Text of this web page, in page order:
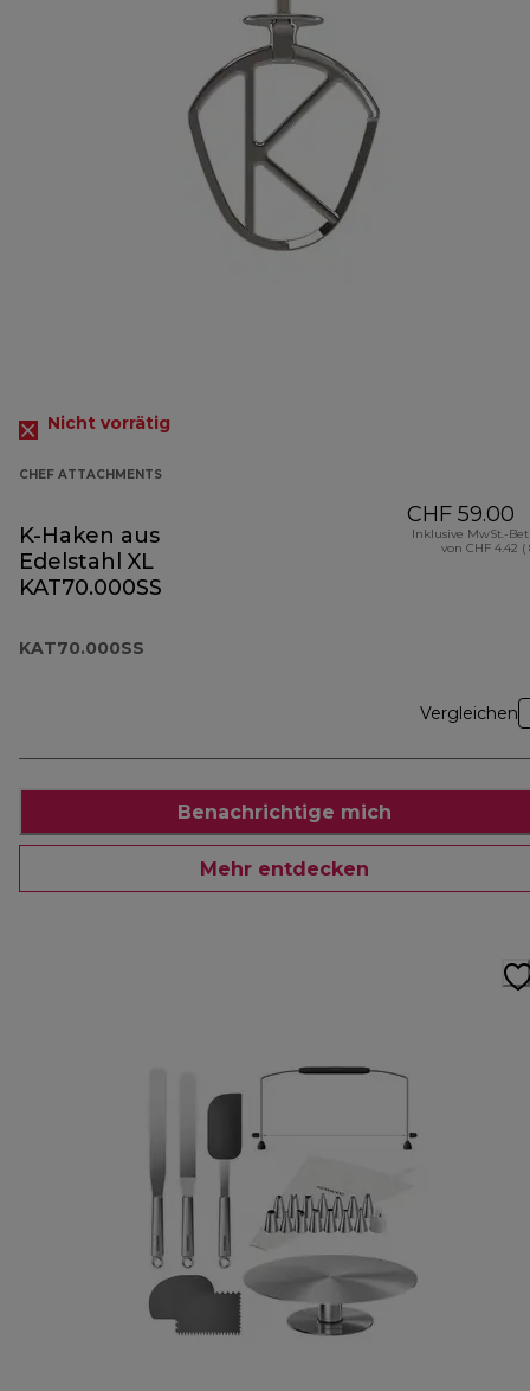
Nicht vorrätig
CHEF ATTACHMENTS
K-Haken aus
Edelstahl XL
KAT70.000SS
KAT70.000SS
CHF 59.00
Inklusive MwSt.-
von CHF 4.42 (
Vergleichen
Benachrichtige mich
Mehr entdecken